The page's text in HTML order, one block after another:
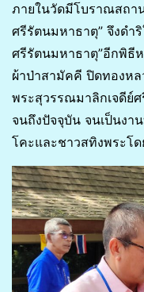
ภายในวัดมีโบราณสถา
ศรีรัตนมหาธาตุ” จึงดำ
ศรีรัตนมหาธาตุ”อีกพิธี
ผ้าป่าสามัคคี ปิดทองหล
พระสุวรรณมาลิกเจดีย์
จนถึงปัจจุบัน จนเป็นง
โคะและชาวสทิงพระโ